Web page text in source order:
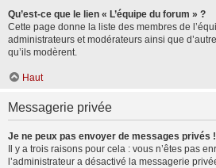
Qu’est-ce que le lien « L’équipe du forum » ?
Cette page donne la liste des membres de
administrateurs et modérateurs ainsi que
qu’ils modèrent.
Haut
Messagerie privée
Je ne peux pas envoyer de messages privés !
Il y a trois raisons pour cela : vous n’êtes pas
l’administrateur a désactivé la messagerie